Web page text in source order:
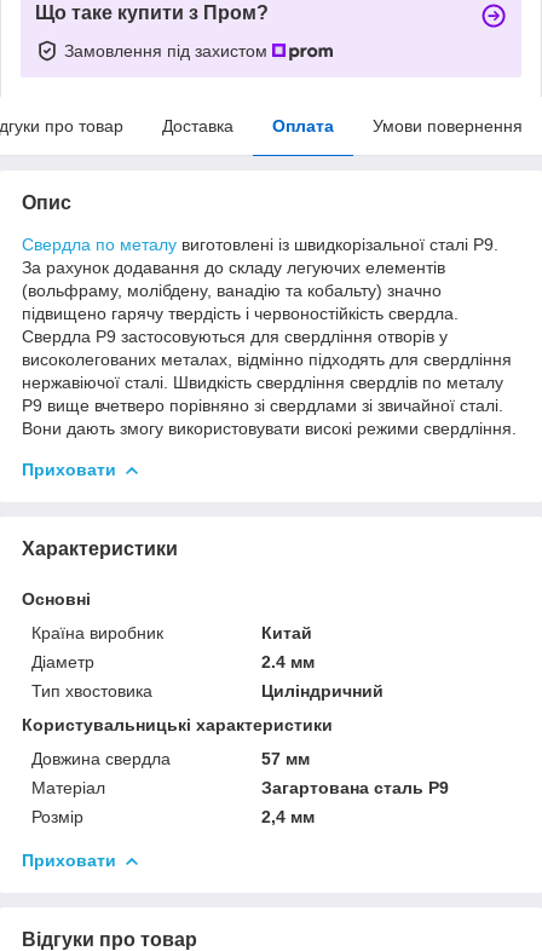
Що таке купити з Пром?
Замовлення під захистом
про товар Доставка Оплата Умови повернення
Опис
Свердла по металу виготовлені із швидкорізальної сталі Р9.
За рахунок додавання до складу легуючих елементів
(вольфраму, молібдену, ванадію та кобальту) значно
підвищено гарячу твердість і червоностійкість свердла.
Свердла Р9 застосовуються для свердління отворів у
високолегованих металах, відмінно підходять для свердління
нержавіючої сталі. Швидкість свердління свердлів по металу
Р9 вище вчетверо порівняно зі свердлами зі звичайної сталі.
Вони дають змогу використовувати високі режими свердління.
Приховати
Характеристики
Основні
Країна виробник
Китай
Діаметр
2.4 мм
Тип хвостовика
Циліндричний
Користувальницькі характеристики
Довжина свердла
57 мм
Матеріал
Загартована сталь Р9
Розмір
2,4 мм
Приховати
Відгуки про товар